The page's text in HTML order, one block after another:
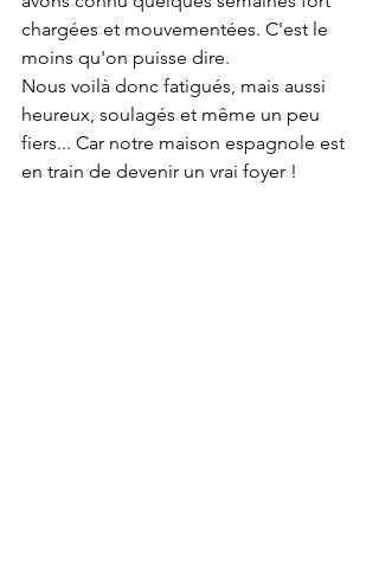
chargées et mouvementées. C'est le
moins qu'on puisse dire.
Nous voilà donc fatigués, mais aussi
heureux, soulagés et même un peu
fiers... Car notre maison espagnole est
en train de devenir un vrai foyer !